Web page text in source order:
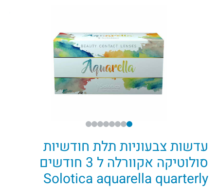
עדשות צבעוניות תלת חודשיות
סולוטיקה אקוורלה ל 3 חודשים
Solotica aquarella quarterly